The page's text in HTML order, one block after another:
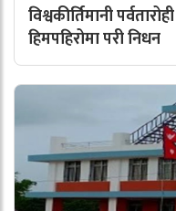
विश्वकीर्तिमानी
हिमपहिरोमा परी निधन